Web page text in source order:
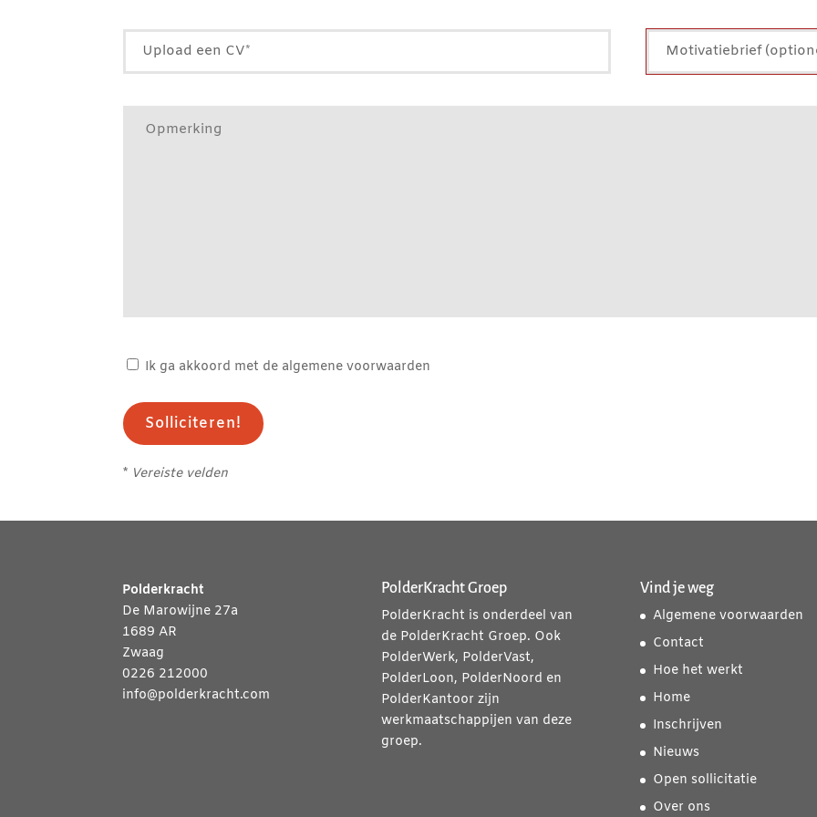
Upload een CV* Motivatiebrief
Ik ga akkoord met de algemene voorwaarden
Solliciteren!
* Vereiste velden
Polderkracht
De Marowijne 27a
1689 AR
Zwaag
0226 212000
info@polderkracht.com
PolderKracht Groep
PolderKracht is onderdeel van
de PolderKracht Groep. Ook
PolderWerk, PolderVast,
PolderLoon, PolderNoord en
PolderKantoor zijn
werkmaatschappijen van deze
groep.
Vind je weg
Algemene voorwaarden
Contact
Hoe het werkt
Home
Inschrijven
Nieuws
Open sollicitatie
Over ons